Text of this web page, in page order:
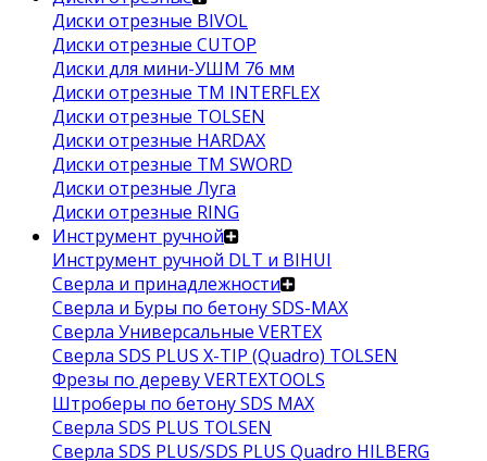
Диски отрезные BIVOL
Диски отрезные CUTOP
Диски для мини-УШМ 76 мм
Диски отрезные ТМ INTERFLEX
Диски отрезные TOLSEN
Диски отрезные HARDAX
Диски отрезные ТМ SWORD
Диски отрезные Луга
Диски отрезные RING
Инструмент ручной
Инструмент ручной DLT и BIHUI
Сверла и принадлежности
Сверла и Буры по бетону SDS-MAX
Сверла Универсальные VERTEX
Сверла SDS PLUS X-TIP (Quadro) TOLSEN
Фрезы по дереву VERTEXTOOLS
Штроберы по бетону SDS MAX
Сверла SDS PLUS TOLSEN
Сверла SDS PLUS/SDS PLUS Quadro HILBERG